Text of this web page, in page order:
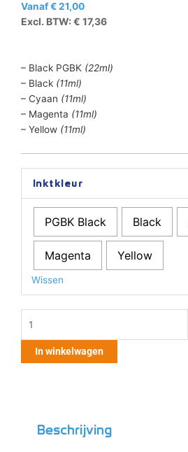
Vanaf€21,00
Excl. BTW: € 17,36
– Black PGBK (22ml)
– Black (11ml)
– Cyaan (11ml)
– Magenta (11ml)
– Yellow (11ml)
Inktkleur
PGBK Black Black
Magenta Yellow
Wissen
PGI-
550XL
CLI-
551XL
aantal
In winkelwagen
Beschrijving